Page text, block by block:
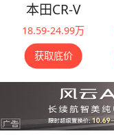
本田CR-V
18.59-24.99万
获取底价